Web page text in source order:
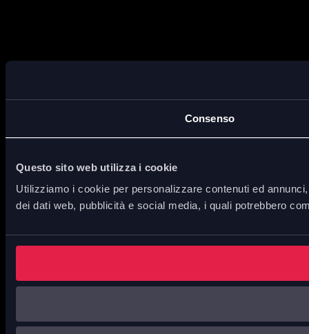
Consenso
Questo sito web utilizza i cookie
Utilizziamo i cookie per personalizzare contenuti ed
dei dati web, pubblicità e social media, i quali potrebbero